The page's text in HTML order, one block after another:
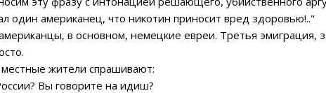
один американец, что никотин приносит вред здоровью!.."
в основном, немецкие евреи. Третья эмиграция,
жители спрашивают:
Вы говорите на идиш?